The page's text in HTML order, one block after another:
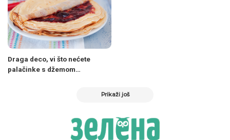
Draga deco, vi što nećete
palačinke s džemom…
Prikaži još